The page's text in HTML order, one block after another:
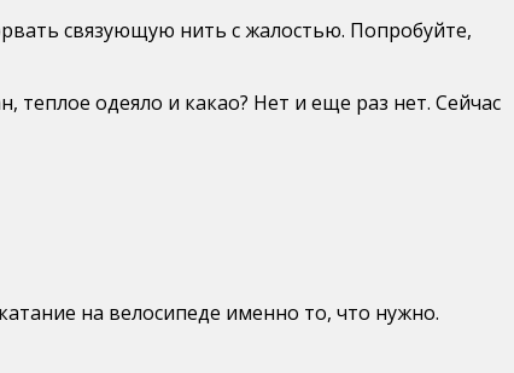
связующую нить с жалостью. Попробуйте,
одеяло и какао? Нет и еще раз нет. Сейчас
на велосипеде именно то, что нужно.